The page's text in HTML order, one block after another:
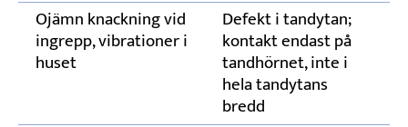
Ojämn knackning vid
ingrepp, vibrationer i
huset
Defekt i tandytan;
kontakt endast på
tandhörnet, inte i
hela tandytans
bredd